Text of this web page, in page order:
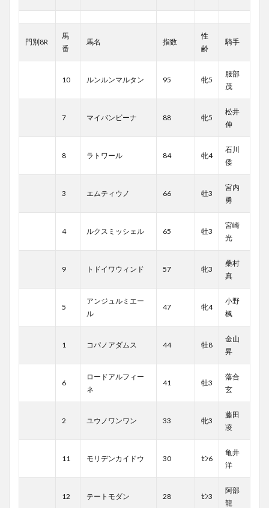
門別8R
馬
番
馬名 指数
性
齢
騎手
10 ルンルンマルタン 95 牝5
服部
茂
7 マイバンビーナ 88 牝5
松井
伸
8 ラトワール 84 牝4
石川
倭
3 エムティウノ 66 牡3
宮内
勇
4 ルクスミッシェル 65 牡3
宮崎
光
9 トドイワウィンド 57 牝3
桑村
真
5
アンジュルミエー
ル
47 牝4
小野
楓
1 コパノアダムス 44 牡8
金山
昇
6
ロードアルフィー
ネ
41 牡3
落合
玄
2 ユウノワンワン 33 牝3
藤田
凌
11 モリデンカイドウ 30 ｾﾝ6
亀井
洋
12 テートモダン 28 ｾﾝ3
阿部
龍